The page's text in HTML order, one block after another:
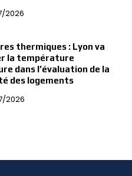
2026
thermiques : Lyon va
la température
dans l’évaluation de la
des logements
2026